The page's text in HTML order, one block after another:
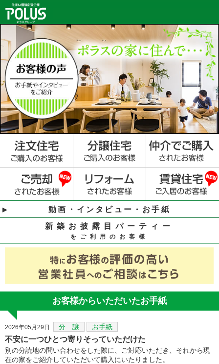
動画・インタビュー・お手紙
新築お披露目パーティー
をご利用のお客様
お客様からいただいたお手紙
2026年05月29日 分 譲 お手紙
不安に一つひとつ寄りそっていただけた
別の分読地の問い合わせをした際に、ご対応いただき、それから現
在の家をご紹介していただいて購入にいたりました。